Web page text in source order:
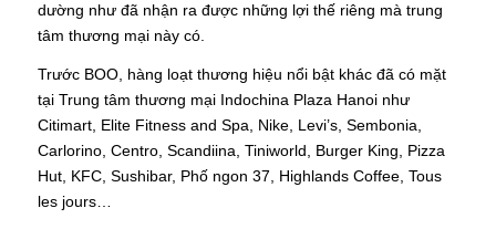
dường như đã nhận ra được những lợi thế riêng mà trung
tâm thương mại này có.
Trước BOO, hàng loạt thương hiệu nổi bật khác đã có mặt
tại Trung tâm thương mại Indochina Plaza Hanoi như
Citimart, Elite Fitness and Spa, Nike, Levi’s, Sembonia,
Carlorino, Centro, Scandiina, Tiniworld, Burger King, Pizza
Hut, KFC, Sushibar, Phố ngon 37, Highlands Coffee, Tous
les jours…